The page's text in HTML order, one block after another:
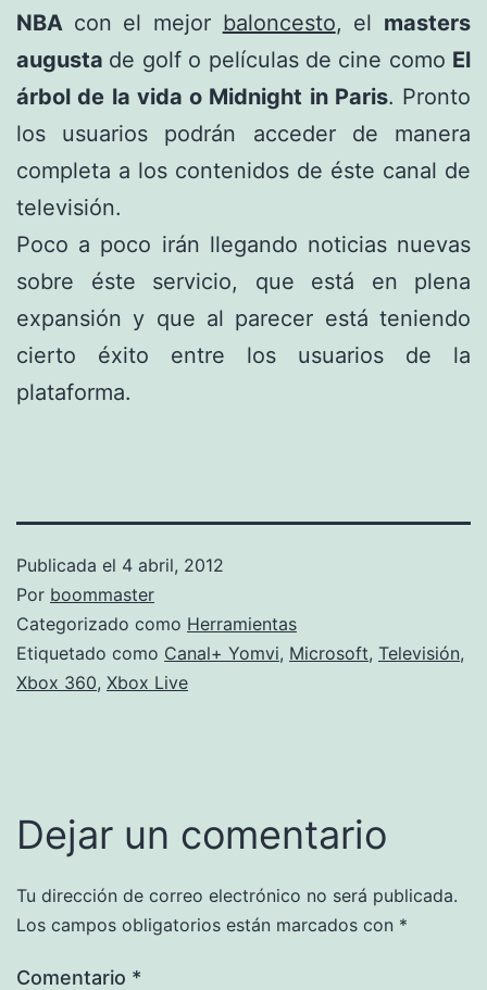
NBA con el mejor baloncesto, el masters
augusta de golf o películas de cine como El
árbol de la vida o Midnight in Paris. Pronto
los usuarios podrán acceder de manera
completa a los contenidos de éste canal de
televisión.
Poco a poco irán llegando noticias nuevas
sobre éste servicio, que está en plena
expansión y que al parecer está teniendo
cierto éxito entre los usuarios de la
plataforma.
Publicada el 4 abril, 2012
Por boommaster
Categorizado como Herramientas
Etiquetado como Canal+ Yomvi, Microsoft, Televisión,
Xbox 360, Xbox Live
Dejar un comentario
Tu dirección de correo electrónico no será publicada.
Los campos obligatorios están marcados con *
Comentario *